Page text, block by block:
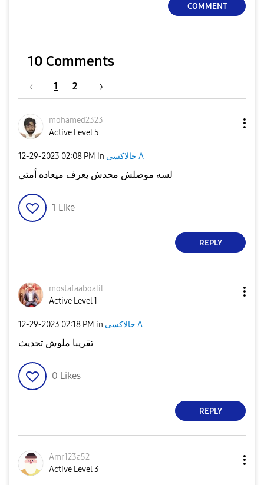
COMMENT
10 Comments
1 2
mohamed2323
Active Level 5
‎12-29-2023 02:08 PM in جالاكسى A
لسه موصلش محدش يعرف ميعاده أمتي
1 Like
REPLY
mostafaaboalil
Active Level 1
‎12-29-2023 02:18 PM in جالاكسى A
تقريبا ملوش تحديث
0 Likes
REPLY
Amr123a52
Active Level 3